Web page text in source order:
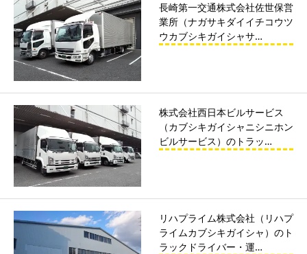
長崎第一交通株式会社佐世保営
業所（ナガサキダイイチコウツ
ウカブシキガイシャサ…
株式会社西日本ビルサービス
（カブシキガイシャニシニホン
ビルサービス）のトラッ…
リハプライム株式会社（リハプ
ライムカブシキガイシャ）のト
ラックドライバー・運…